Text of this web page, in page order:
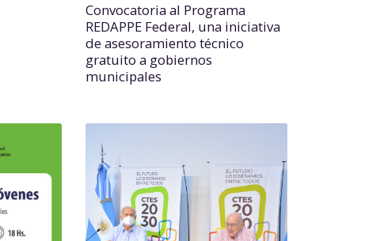
Convocatoria al Programa
REDAPPE Federal, una iniciativa
de asesoramiento técnico
gratuito a gobiernos
municipales